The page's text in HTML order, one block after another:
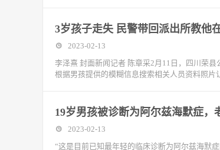
3岁孩子走失 民警带回派出所教他
2023-02-13
李泽熹 封面新闻记者 陈章采2月11日，四川荣
根据男孩提供的模糊信息搜索相关人员资料照片
19岁男孩被诊断为阿尔兹海默症，
2023-02-13
“这是目前已知最年轻的临床诊断为阿尔兹海默